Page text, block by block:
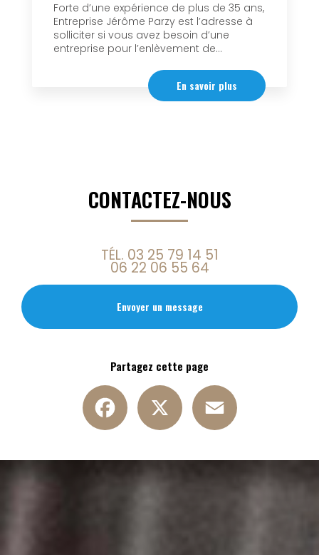
Forte d’une expérience de plus de 35 ans,
Entreprise Jérôme Parzy est l’adresse à
solliciter si vous avez besoin d’une
entreprise pour l’enlèvement de...
En savoir plus
CONTACTEZ-NOUS
TÉL. 03 25 79 14 51
06 22 06 55 64
Envoyer un message
Partagez cette page
Facebook